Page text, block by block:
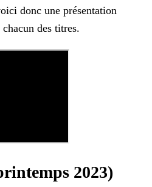
donc une présentation
des titres.
2023)